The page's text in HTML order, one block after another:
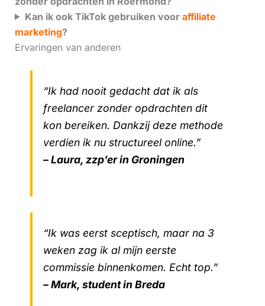
Kan ik ook TikTok gebruiken voor affiliate
marketing?
Ervaringen van anderen
“Ik had nooit gedacht dat ik als
freelancer zonder opdrachten dit
kon bereiken. Dankzij deze methode
verdien ik nu structureel online.”
– Laura, zzp’er in Groningen
“Ik was eerst sceptisch, maar na 3
weken zag ik al mijn eerste
commissie binnenkomen. Echt top.”
– Mark, student in Breda